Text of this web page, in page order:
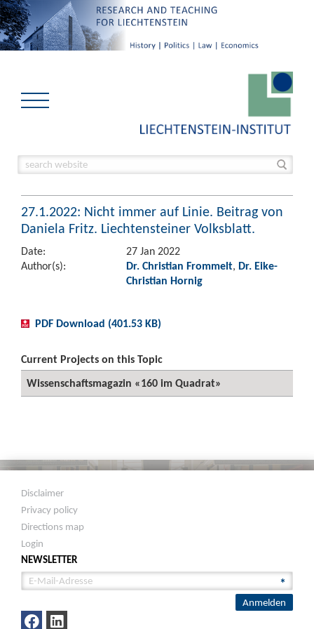
27.1.2022: Nicht immer auf Linie. Beitrag von
Daniela Fritz. Liechtensteiner Volksblatt.
Date:
27 Jan 2022
Author(s):
Dr. Christian Frommelt, Dr. Eike-
Christian Hornig
PDF Download (401.53 KB)
Current Projects on this Topic
Wissenschaftsmagazin «160 im Quadrat»
Disclaimer
Privacy policy
Directions map
Login
NEWSLETTER